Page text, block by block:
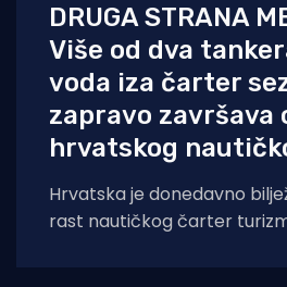
DRUGA STRANA
Više od dva
voda iza čarter
zapravo završava
hrvatskog
Hrvatska je donedavno
rast nautičkog čarter